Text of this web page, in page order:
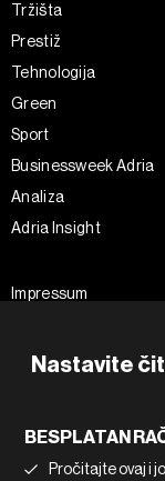
Nastavite
BESPLATAN
Pročitajte ovaj i
Tržišta
Prestiž
Tehnologija
Green
Sport
Businessweek Adria
Analiza
Adria Insight
Impressum
Pravila privatnosti
Korištenje umjetne